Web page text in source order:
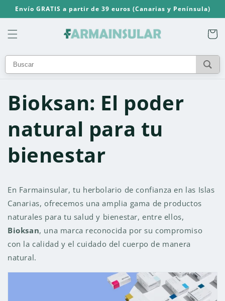
directamente
al contenido
Envío GRATIS a partir de 39 euros (Canarias y Península)
Carrito
Bioksan: El poder
natural para tu
bienestar
En Farmainsular, tu herbolario de confianza en las Islas
Canarias, ofrecemos una amplia gama de productos
naturales para tu salud y bienestar, entre ellos,
Bioksan, una marca reconocida por su compromiso
con la calidad y el cuidado del cuerpo de manera
natural.